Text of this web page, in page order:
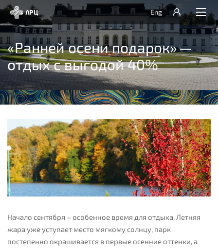
Eng
«Ранней осени подарок» —
отдых с выгодой 40%
Начало сентября – особенное время для отдыха. Летняя
жара уже уступает место мягкому солнцу, парк
постепенно окрашивается в первые осенние оттенки, а